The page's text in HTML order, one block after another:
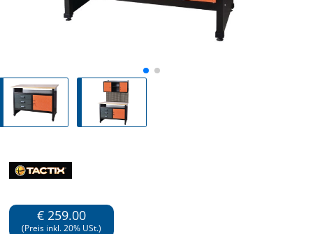
€ 259.00
(Preis inkl. 20% USt.)